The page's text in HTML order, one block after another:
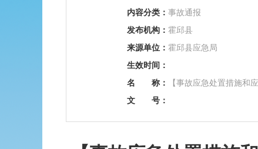
内容分类： 事故通报
发布机构： 霍邱县
来源单位： 霍邱县应急局
生效时间：
名 称：
【事故应急处置措施和
文 号：